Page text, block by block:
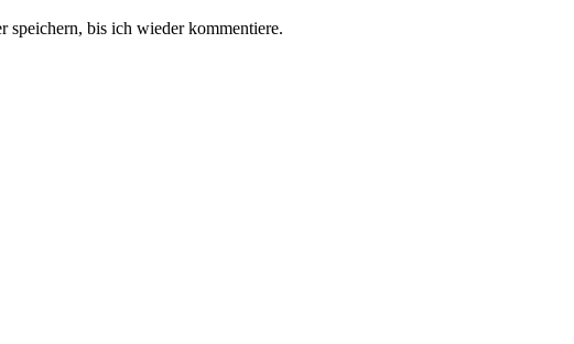
bis ich wieder kommentiere.